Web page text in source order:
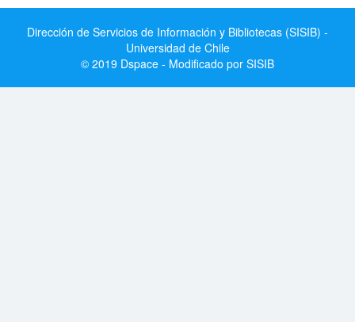
Dirección de Servicios de Información y Bibliotecas (SISIB) -
Universidad de Chile
© 2019 Dspace - Modificado por SISIB